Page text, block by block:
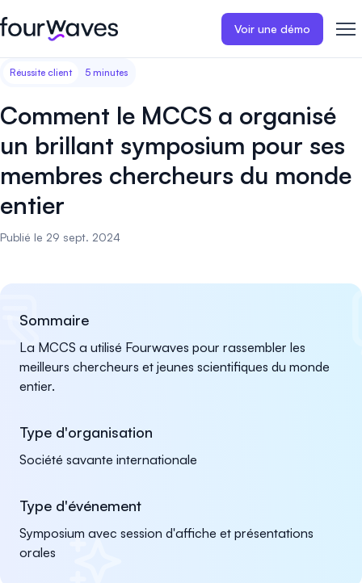
Voir une démo
Site web événementiel
d'événement moderne et
paiements
Gestion des résumés
soumissions de résumés.
Organisez
Blogue
Notre histoire
Carrières 🤝
Récits de clients
Témoignages ❤️
Réussite client 5 minutes
Comment le MCCS a organisé
un brillant symposium pour ses
membres chercheurs du monde
entier
Publié le 29 sept. 2024
Sommaire
La MCCS a utilisé Fourwaves pour rassembler les
meilleurs chercheurs et jeunes scientifiques du monde
entier.
Type d'organisation
Société savante internationale
Type d'événement
Symposium avec session d'affiche et présentations
orales